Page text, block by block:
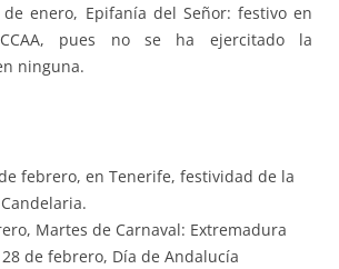
enero, Epifanía del Señor: festivo en
pues no se ha ejercitado la
ninguna.
febrero, en Tenerife, festividad de la
Martes de Carnaval: Extremadura
de febrero, Día de Andalucía